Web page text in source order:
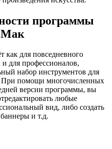
программы
Мак
как для повседневного
для профессионалов,
набор инструментов для
При помощи многочисленных
версии программы, вы
любые
вид, либо создать
и т.д.